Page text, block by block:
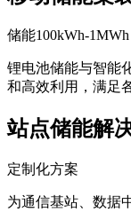
储能100kWh-1MWh
锂电池储能与智能
和高效利用，满足
站点储能解
定制化方案
为通信基站、数据